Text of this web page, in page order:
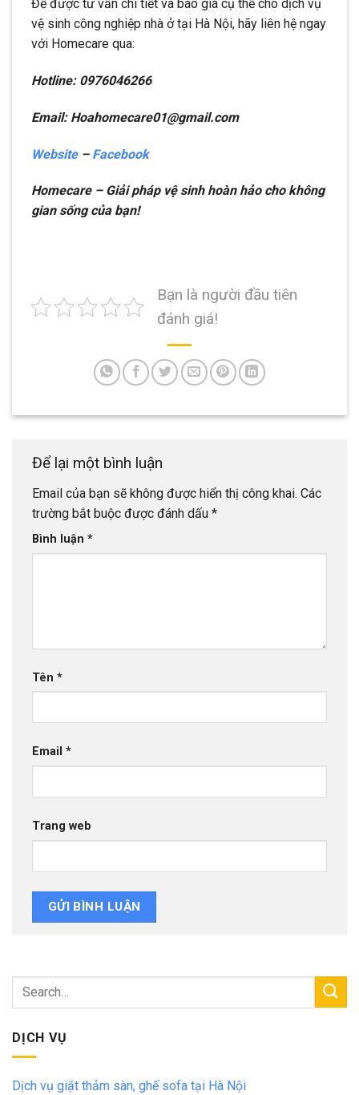
Để được tư vấn chi tiết và báo giá cụ thể cho dịch vụ
vệ sinh công nghiệp nhà ở tại Hà Nội, hãy liên hệ ngay
với Homecare qua:
Hotline: 0976046266
Email: Hoahomecare01@gmail.com
Website–Facebook
Homecare – Giải pháp vệ sinh hoàn hảo cho không
gian sống của bạn!
Bạn là người đầu tiên
đánh giá!
Để lại một bình luận
Email của bạn sẽ không được hiển thị công khai. Các
trường bắt buộc được đánh dấu *
Bình luận *
Tên *
Email *
Trang web
DỊCH VỤ
Dịch vụ giặt thảm sàn, ghế sofa tại Hà Nội